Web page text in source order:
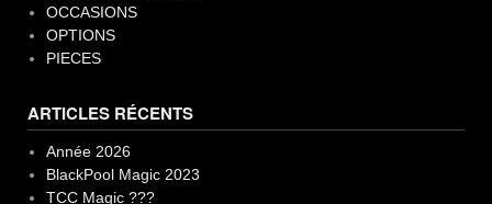
OCCASIONS
OPTIONS
PIECES
ARTICLES RÉCENTS
Année 2026
BlackPool Magic 2023
TCC Magic ???